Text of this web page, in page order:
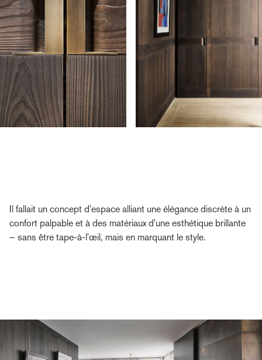
Il fallait un concept d'espace alliant une élégance discrète à un
confort palpable et à des matériaux d'une esthétique brillante
– sans être tape-à-l'œil, mais en marquant le style.